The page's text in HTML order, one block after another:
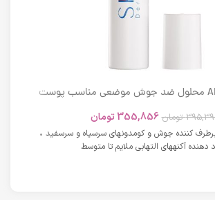
AHA+BHA+PHA محلول ضد جوش موضعی مناسب پوست
تومان 355,856 تومان
برطرف کننده جوش و کومدونهای سرسیاه و سرسفید •
دهنده آکنههای التهابی ملایم تا متوسط